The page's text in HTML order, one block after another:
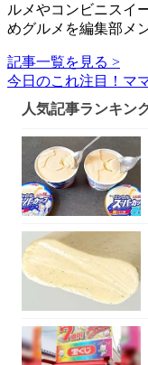
ルメやコンビニスイ
めグルメを編集部メ
記事一覧を見る >
今日のこれ注目！マ
人気記事ランキン